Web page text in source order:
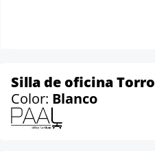
Silla de oficina Torro
Color: Blanco